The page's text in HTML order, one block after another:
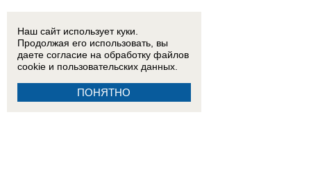
Наш сайт использует куки.
Продолжая его использовать, вы
даете согласие на обработку файлов
cookie и пользовательских данных.
ПОНЯТНО